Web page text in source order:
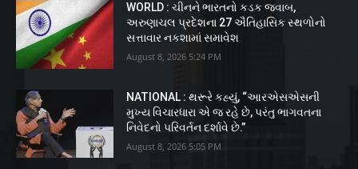
WORLD : ચીનને ભારતનો કડક જવાબ,
અરુણાચલ પ્રદેશના 27 ઐતિહાસિક સ્થળોનો
સત્તાવાર નકશામાં સમાવેશ
August 8, 2026 5:24 PM
NATIONAL : થરૂરે કહ્યું, “આરએસએસની
મુખ્ય વિચારધારા એ જ રહે છે, પરંતુ ભાગવતના
નિવેદનો પરિવર્તન દર્શાવે છે.”
August 8, 2026 5:05 PM